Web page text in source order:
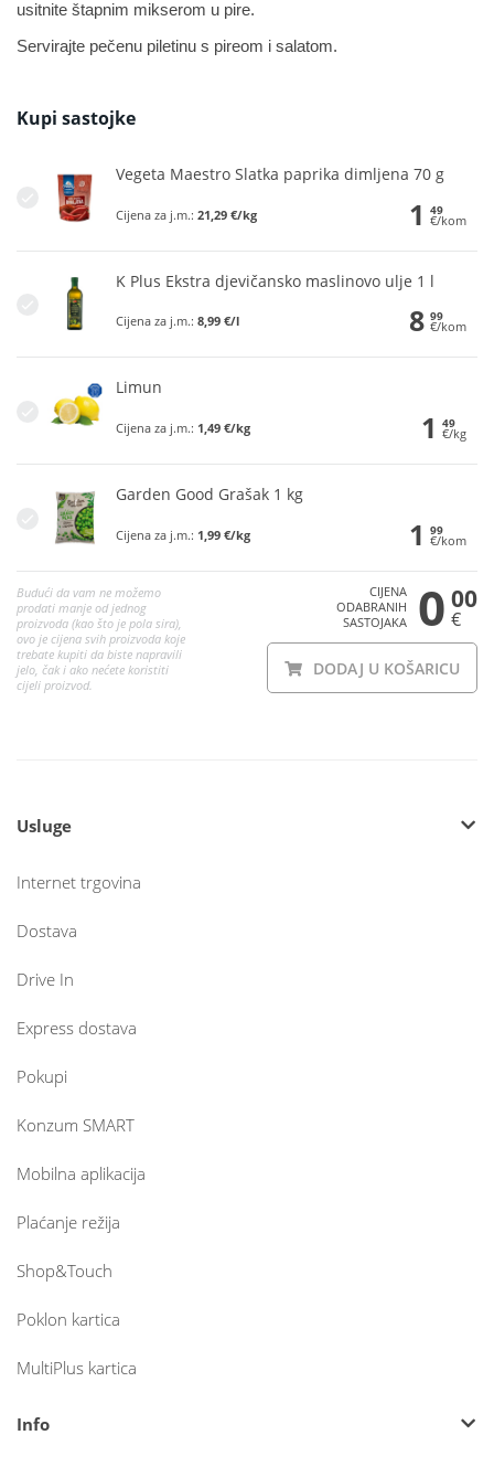
usitnite štapnim mikserom u pire.
Servirajte pečenu piletinu s pireom i salatom.
Kupi sastojke
Vegeta Maestro Slatka paprika dimljena 70 g
Cijena za j.m.: 21,29 €/kg 1 49
€/kom
K Plus Ekstra djevičansko maslinovo ulje 1 l
Cijena za j.m.: 8,99 €/l 8 99
€/kom
Limun
Cijena za j.m.: 1,49 €/kg 1 49
€/kg
Garden Good Grašak 1 kg
Cijena za j.m.: 1,99 €/kg 1 99
€/kom
Budući da vam ne možemo
prodati manje od jednog
proizvoda (kao što je pola sira),
ovo je cijena svih proizvoda koje
trebate kupiti da biste napravili
jelo, čak i ako nećete koristiti
cijeli proizvod.
CIJENA
ODABRANIH
SASTOJAKA
0 00
€
DODAJ U KOŠARICU
Usluge
Internet trgovina
Dostava
Drive In
Express dostava
Pokupi
Konzum SMART
Mobilna aplikacija
Plaćanje režija
Shop&Touch
Poklon kartica
MultiPlus kartica
Info